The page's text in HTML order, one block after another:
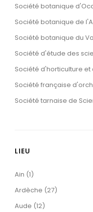
Société botanique
Société botanique de
Société botanique du
Société d'étude des
Société d'horticulture
Société française
Société tarnaise de
LIEU
Ain (1)
Ardèche (27)
Aude (12)